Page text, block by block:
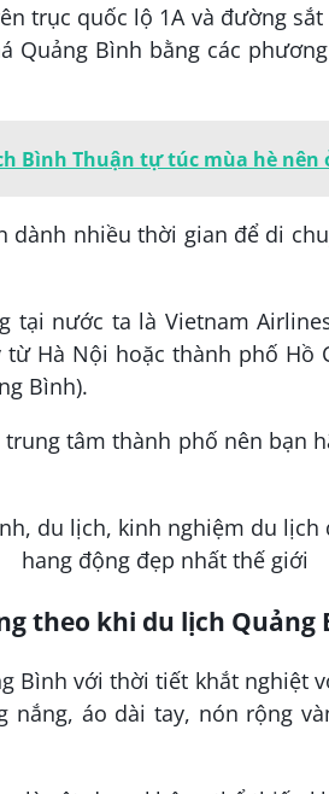
trục quốc lộ 1A và đường
Quảng Bình bằng các
Bình Thuận tự túc mùa hè nên
dành nhiều thời gian để di
tại nước ta là Vietnam
từ Hà Nội hoặc thành phố Hồ
Bình).
tâm thành phố nên bạn
theo khi du lịch Quảng
Bình với thời tiết khắt nghiệt
nắng, áo dài tay, nón rộng